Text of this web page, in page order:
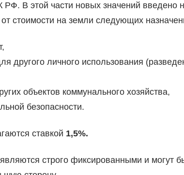
РФ. В этой части новых значений введено
стоимости на земли следующих
другого личного использования
объектов коммунального хозяйства,
безопасности.
ставкой 1,5%.
строго фиксированными и могут